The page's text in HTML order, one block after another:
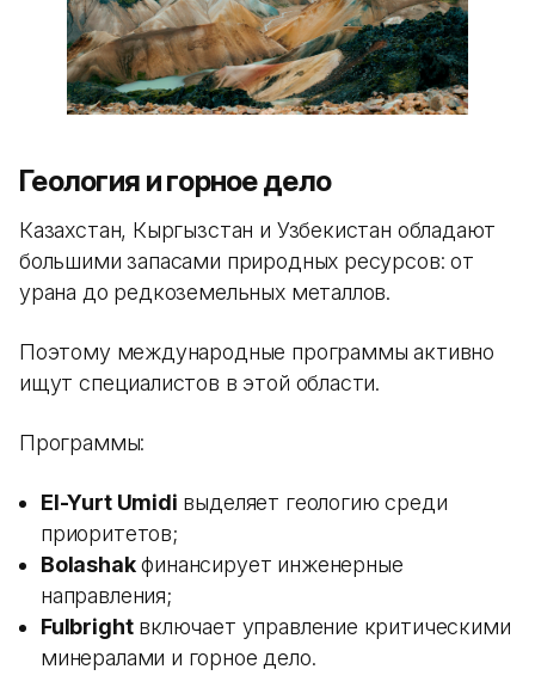
Геология и горное дело
Казахстан, Кыргызстан и Узбекистан обладают
большими запасами природных ресурсов: от
урана до редкоземельных металлов.
Поэтому международные программы активно
ищут специалистов в этой области.
Программы:
El-Yurt Umidi выделяет геологию среди
приоритетов;
Bolashakфинансирует инженерные
направления;
Fulbrightвключает управление критическими
минералами и горное дело.